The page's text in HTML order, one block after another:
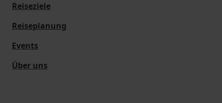
Reiseziele
Reiseplanung
Events
Über uns